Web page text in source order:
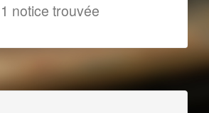
1 notice trouvée